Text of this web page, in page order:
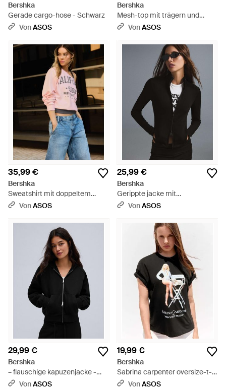
Bershka
Gerade cargo-hose - Schwarz
VonASOS
Bershka
Mesh-top mit trägern und
strasssteinen - Schwarz
VonASOS
35,99 €
Bershka
Sweatshirt mit doppeltem
asymmetrischem ausschnitt -
VonASOS
25,99 €
Bershka
Gerippte jacke mit
reißverschluss - Schwarz
VonASOS
29,99 €
Bershka
– flauschige kapuzenjacke -
Schwarz
VonASOS
19,99 €
Bershka
Sabrina carpenter oversize-t-
shirt mit print - Schwarz
VonASOS